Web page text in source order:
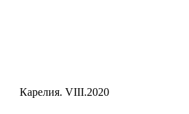
Карелия. VIII.2020